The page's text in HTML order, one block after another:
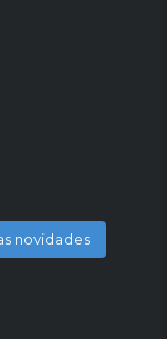
novidades